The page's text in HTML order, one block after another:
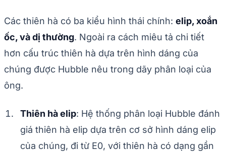
Các thiên hà có ba kiểu hình thái chính: elip, xoắn
ốc, và dị thường. Ngoài ra cách miêu tả chi tiết
hơn cấu trúc thiên hà dựa trên hình dáng của
chúng được Hubble nêu trong dãy phân loại của
ông.
Thiên hà elip: Hệ thống phân loại Hubble đánh
giá thiên hà elip dựa trên cơ sở hình dáng elip
của chúng, đi từ E0, với thiên hà có dạng gần